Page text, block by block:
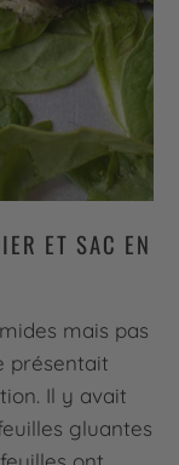
ET SAC EN
mais pas
présentait
Il y avait
gluantes